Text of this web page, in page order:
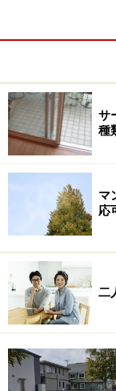
ディスポーザ
3セット。
そこでまずは一
るのがディスポ
についているデ
のまま入れ、フ
を粉砕し、水
れるシステムで
これでシンクに
収集の日まで置
み処理がこれで
ができないため
ましょう。
サ
種
マ
応
二